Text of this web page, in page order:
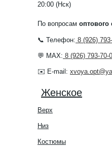
Костюмы
Низ
Верх
✉️ E-mail:
💬 MAX: 8 (926) 793-70-
📞 Телефон: 8 (926)
По вопросам оптового
20:00 (Нск)
Женское